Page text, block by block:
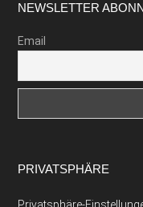
Footer
NEWSLETTER
Email
PRIVATSPHÄRE